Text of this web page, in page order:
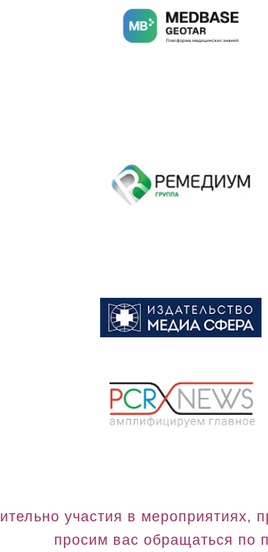
участия в мероприятиях,
просим вас обращаться по